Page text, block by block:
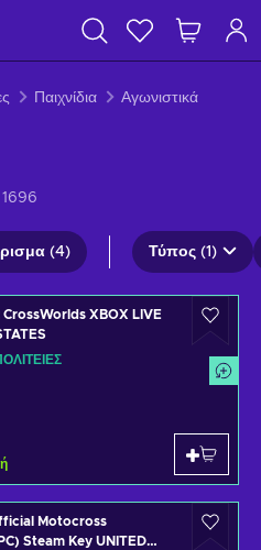
Παιχνίδια Αγωνιστικά
1696
(4) Τύπος (1)
XBOX LIVE
Motocross
Steam Key UNITED